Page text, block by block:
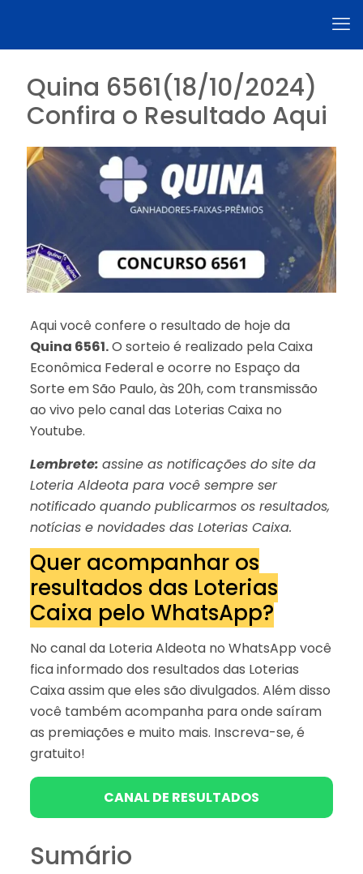
Quina 6561(18/10/2024)
Confira o Resultado Aqui
Aqui você confere o resultado de hoje da
Quina 6561.O sorteio é realizado pela Caixa
Econômica Federal e ocorre no Espaço da
Sorte em São Paulo, às 20h, com transmissão
ao vivo pelo canal das Loterias Caixa no
Youtube.
Lembrete: assine as notificações do site da
Loteria Aldeota para você sempre ser
notificado quando publicarmos os resultados,
notícias e novidades das Loterias Caixa.
Quer acompanhar os
resultados das Loterias
Caixa pelo WhatsApp?
No canal da Loteria Aldeota no WhatsApp você
fica informado dos resultados das Loterias
Caixa assim que eles são divulgados. Além disso
você também acompanha para onde saíram
as premiações e muito mais. Inscreva-se, é
gratuito!
CANAL DE RESULTADOS
Sumário